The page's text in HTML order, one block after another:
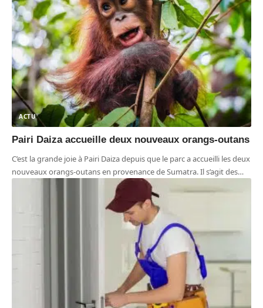
ACTU
Pairi Daiza accueille deux nouveaux orangs-outans
C’est la grande joie à Pairi Daiza depuis que le parc a accueilli les deux
nouveaux orangs-outans en provenance de Sumatra. Il s’agit des…